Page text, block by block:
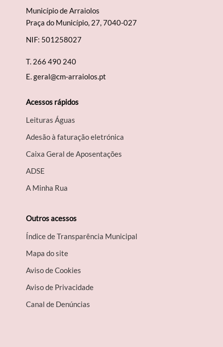
Município de Arraiolos
Praça do Município, 27, 7040-027
NIF: 501258027
T. 266 490 240
E.geral@cm-arraiolos.pt
Acessos rápidos
Leituras Águas
Adesão à faturação eletrónica
Caixa Geral de Aposentações
A​DSE
A Minha Rua
Outros acessos
Índice de Transparência Municipal
Mapa do site
Aviso de Cookies
Aviso de Privacidade
Canal de Denúncias